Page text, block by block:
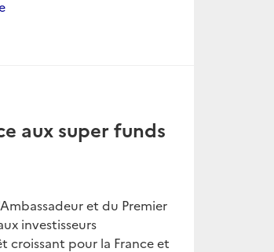
aux super funds
et du Premier
investisseurs
croissant pour la France et